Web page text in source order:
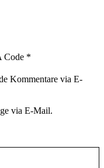
Code *
Kommentare via E-
via E-Mail.